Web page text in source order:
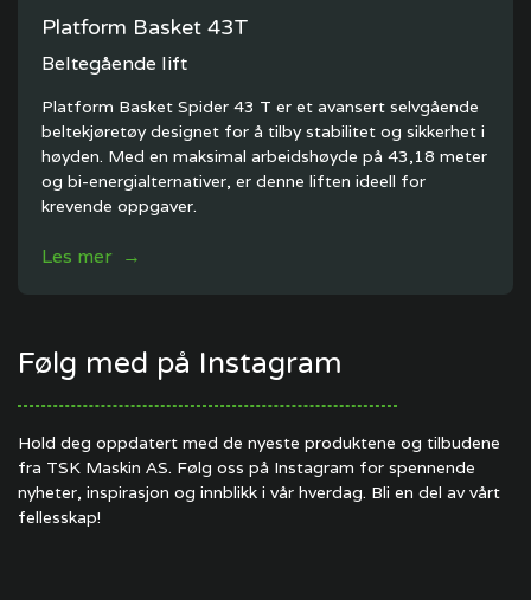
Platform Basket 43T
Beltegående lift
Platform Basket Spider 43 T er et avansert selvgående
beltekjøretøy designet for å tilby stabilitet og sikkerhet i
høyden. Med en maksimal arbeidshøyde på 43,18 meter
og bi-energialternativer, er denne liften ideell for
krevende oppgaver.
Les mer →
Følg med på Instagram
Hold deg oppdatert med de nyeste produktene og tilbudene
fra TSK Maskin AS. Følg oss på Instagram for spennende
nyheter, inspirasjon og innblikk i vår hverdag. Bli en del av vårt
fellesskap!